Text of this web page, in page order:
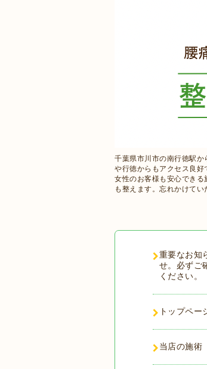
千葉県市川市の南行徳駅
や行徳からもアクセス良好
女性のお客様も安心でき
も整えます。忘れかけてい
重要なお知
せ。必ずご
ください。
トップペー
当店の施術